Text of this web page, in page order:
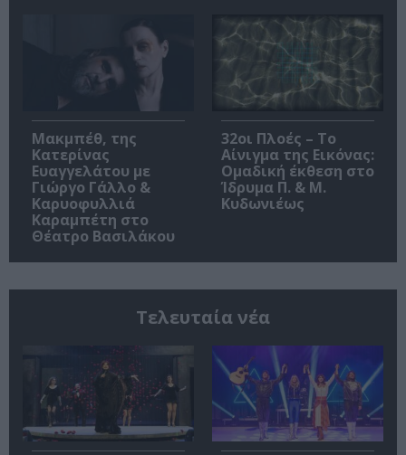
Μακμπέθ, της
Κατερίνας
Ευαγγελάτου με
Γιώργο Γάλλο &
Καρυοφυλλιά
Καραμπέτη στο
Θέατρο Βασιλάκου
32οι Πλοές – Το
Αίνιγμα της Εικόνας:
Ομαδική έκθεση στο
Ίδρυμα Π. & Μ.
Κυδωνιέως
Τελευταία νέα